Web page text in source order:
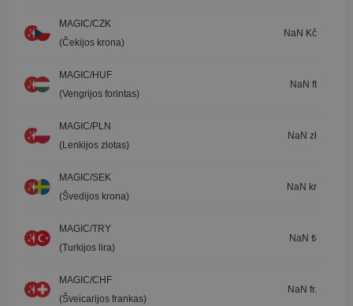
MAGIC/CZK
(Čekijos krona)
NaN Kč
MAGIC/HUF
(Vengrijos forintas)
NaN ft
MAGIC/PLN
(Lenkijos zlotas)
NaN zł
MAGIC/SEK
(Švedijos krona)
NaN kr
MAGIC/TRY
(Turkijos lira)
NaN ₺
MAGIC/CHF
(Šveicarijos frankas)
NaN fr.